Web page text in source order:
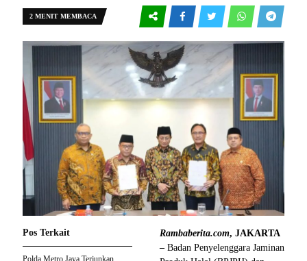
2 MENIT MEMBACA
Rambaberita.com, JAKARTA
– Badan Penyelenggara Jaminan
Pos Terkait
Polda Metro Jaya Terjunkan